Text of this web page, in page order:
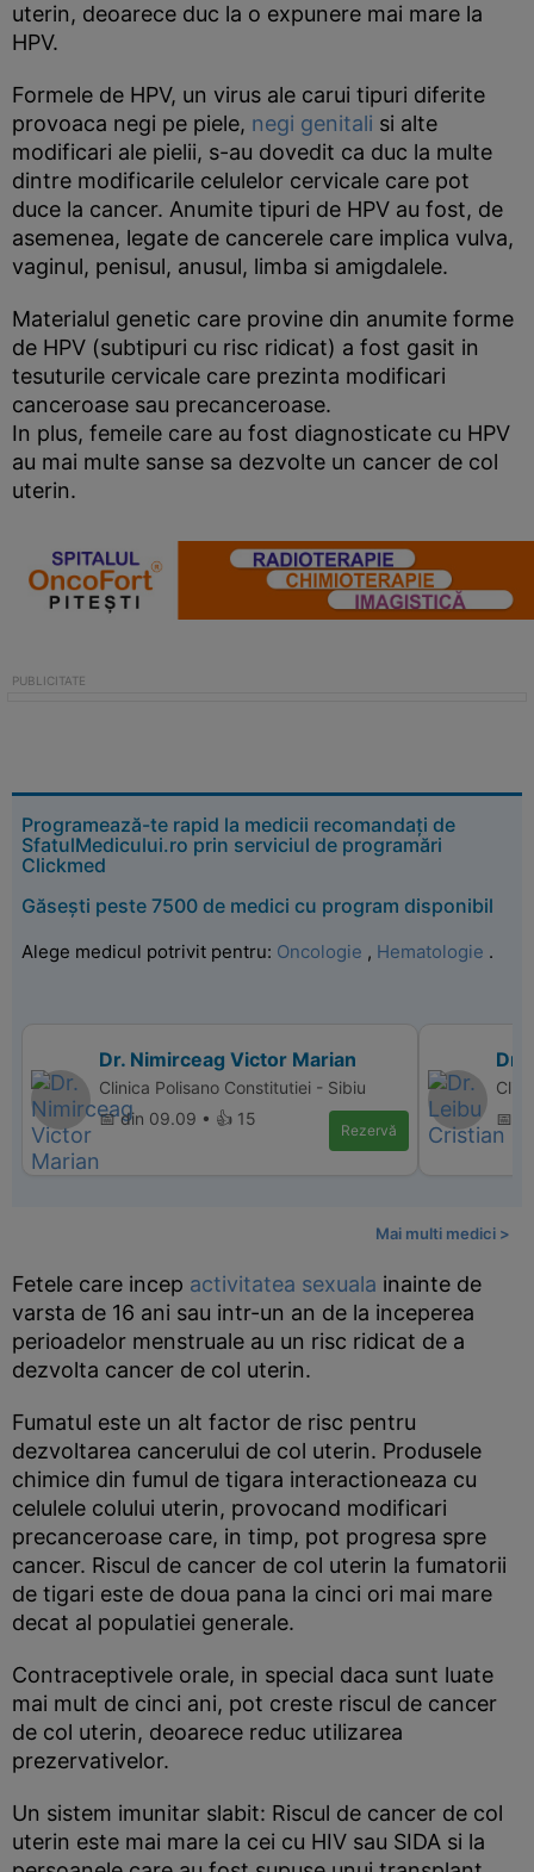
uterin, deoarece duc la o expunere mai mare la
HPV.
Formele de HPV, un virus ale carui tipuri diferite
provoaca negi pe piele, negi genitali si alte
modificari ale pielii, s-au dovedit ca duc la multe
dintre modificarile celulelor cervicale care pot
duce la cancer. Anumite tipuri de HPV au fost, de
asemenea, legate de cancerele care implica vulva,
vaginul, penisul, anusul, limba si amigdalele.
Materialul genetic care provine din anumite forme
de HPV (subtipuri cu risc ridicat) a fost gasit in
tesuturile cervicale care prezinta modificari
canceroase sau precanceroase.
In plus, femeile care au fost diagnosticate cu HPV
au mai multe sanse sa dezvolte un cancer de col
uterin.
Programează-te rapid la medicii recomandați de
SfatulMedicului.ro prin serviciul de programări
Clickmed
Găsești peste 7500 de medici cu program disponibil
Alege medicul potrivit pentru: Oncologie , Hematologie .
Dr. Nimirceag Victor Marian
Clinica Polisano Constitutiei - Sibiu
📅 din 09.09 • 👍 15
Rezervă
Dr.
📅
Mai multi medici >
Fetele care incep activitatea sexuala inainte de
varsta de 16 ani sau intr-un an de la inceperea
perioadelor menstruale au un risc ridicat de a
dezvolta cancer de col uterin.
Fumatul este un alt factor de risc pentru
dezvoltarea cancerului de col uterin. Produsele
chimice din fumul de tigara interactioneaza cu
celulele colului uterin, provocand modificari
precanceroase care, in timp, pot progresa spre
cancer. Riscul de cancer de col uterin la fumatorii
de tigari este de doua pana la cinci ori mai mare
decat al populatiei generale.
Contraceptivele orale, in special daca sunt luate
mai mult de cinci ani, pot creste riscul de cancer
de col uterin, deoarece reduc utilizarea
prezervativelor.
Un sistem imunitar slabit: Riscul de cancer de col
uterin este mai mare la cei cu HIV sau SIDA si la